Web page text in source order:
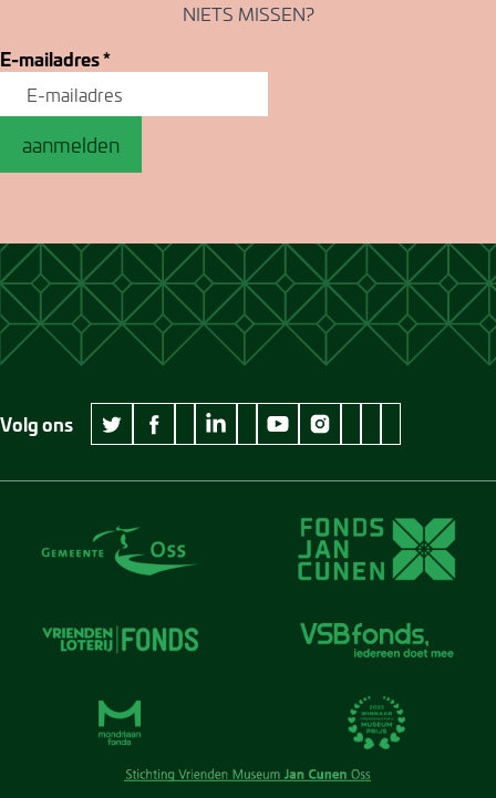
NIETS MISSEN?
E-mailadres*
aanmelden
Volg ons
twitter Museum Jan Cunen
facebook Museum Jan Cunen
wikipedia Museum Jan Cunen
linkedin Museum Jan Cunen
googleplus Museum Jan Cunen
youtube Museum Jan Cunen
instagram Museum